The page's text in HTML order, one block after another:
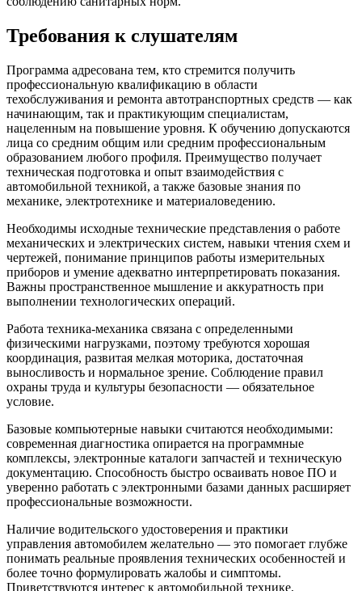
Требования к слушателям
Программа адресована тем, кто стремится получить
профессиональную квалификацию в области
техобслуживания и ремонта автотранспортных средств — как
начинающим, так и практикующим специалистам,
нацеленным на повышение уровня. К обучению допускаются
лица со средним общим или средним профессиональным
образованием любого профиля. Преимущество получает
техническая подготовка и опыт взаимодействия с
автомобильной техникой, а также базовые знания по
механике, электротехнике и материаловедению.
Необходимы исходные технические представления о работе
механических и электрических систем, навыки чтения схем и
чертежей, понимание принципов работы измерительных
приборов и умение адекватно интерпретировать показания.
Важны пространственное мышление и аккуратность при
выполнении технологических операций.
Работа техника‑механика связана с определенными
физическими нагрузками, поэтому требуются хорошая
координация, развитая мелкая моторика, достаточная
выносливость и нормальное зрение. Соблюдение правил
охраны труда и культуры безопасности — обязательное
условие.
Базовые компьютерные навыки считаются необходимыми:
современная диагностика опирается на программные
комплексы, электронные каталоги запчастей и техническую
документацию. Способность быстро осваивать новое ПО и
уверенно работать с электронными базами данных расширяет
профессиональные возможности.
Наличие водительского удостоверения и практики
управления автомобилем желательно — это помогает глубже
понимать реальные проявления технических особенностей и
более точно формулировать жалобы и симптомы.
Приветствуются интерес к автомобильной технике,